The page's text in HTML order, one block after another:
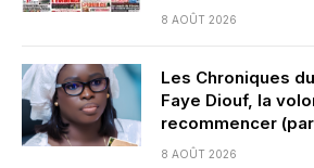
8 AOÛT 2026
Les Chroniques
Faye Diouf, la
recommencer
8 AOÛT 2026